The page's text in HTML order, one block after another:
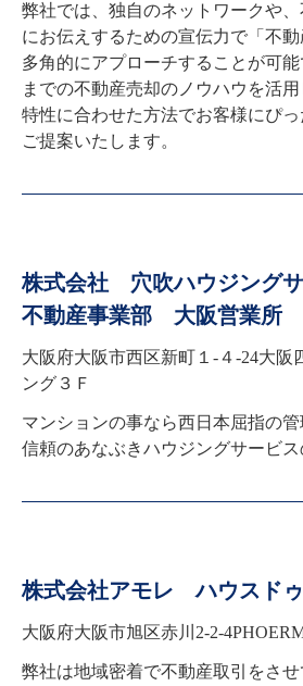
弊社では、独自のネットワークや
にお伝えするための宣伝力で「不
多角的にアプローチすることが可
までの不動産売却のノウハウを活
特性に合わせた方法でお客様にぴ
ご提案いたします。
株式会社 穴吹ハウジング
不動産事業部 大阪営業所
大阪府大阪市西区新町１-４-24大阪
ング３Ｆ
マンションの事なら西日本屈指の管
株式会社アモレ ハウスド
大阪府大阪市旭区赤川2-2-
弊社は地域密着で不動産取引をさ